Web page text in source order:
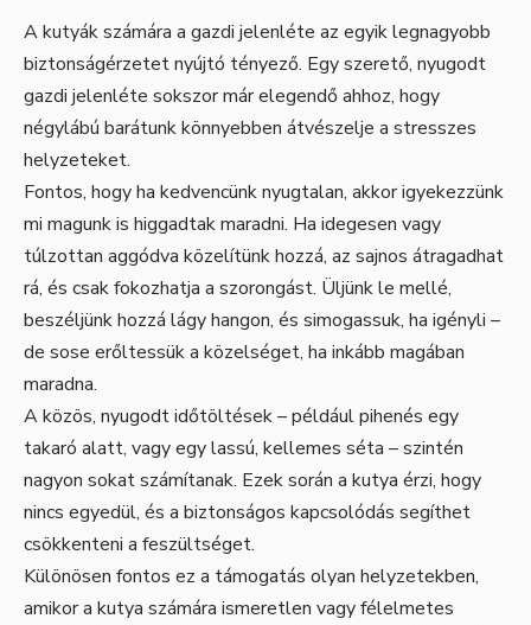
A kutyák számára a gazdi jelenléte az egyik legnagyobb
biztonságérzetet nyújtó tényező. Egy szerető, nyugodt
gazdi jelenléte sokszor már elegendő ahhoz, hogy
négylábú barátunk könnyebben átvészelje a stresszes
helyzeteket.
Fontos, hogy ha kedvencünk nyugtalan, akkor igyekezzünk
mi magunk is higgadtak maradni. Ha idegesen vagy
túlzottan aggódva közelítünk hozzá, az sajnos átragadhat
rá, és csak fokozhatja a szorongást. Üljünk le mellé,
beszéljünk hozzá lágy hangon, és simogassuk, ha igényli –
de sose erőltessük a közelséget, ha inkább magában
maradna.
A közös, nyugodt időtöltések – például pihenés egy
takaró alatt, vagy egy lassú, kellemes séta – szintén
nagyon sokat számítanak. Ezek során a kutya érzi, hogy
nincs egyedül, és a biztonságos kapcsolódás segíthet
csökkenteni a feszültséget.
Különösen fontos ez a támogatás olyan helyzetekben,
amikor a kutya számára ismeretlen vagy félelmetes